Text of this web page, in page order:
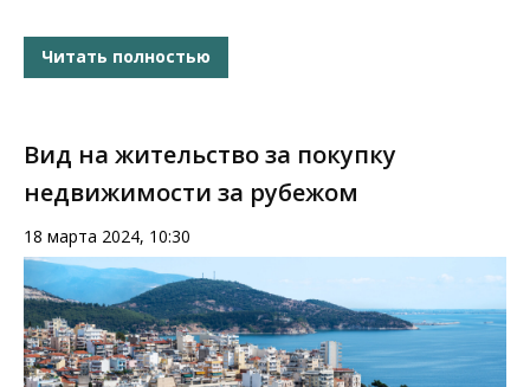
Читать полностью
Вид на жительство за покупку
недвижимости за рубежом
18 марта 2024, 10:30